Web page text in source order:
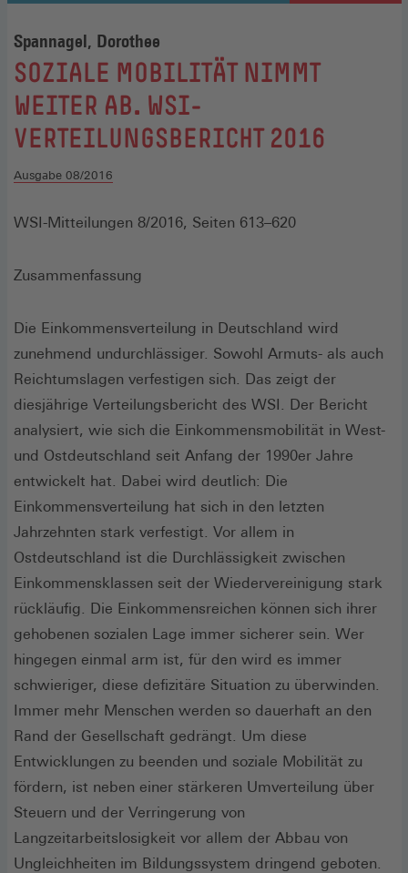
Spannagel, Dorothee
:
SOZIALE MOBILITÄT NIMMT
WEITER AB. WSI-
VERTEILUNGSBERICHT 2016
Ausgabe 08/2016
WSI-Mitteilungen 8/2016, Seiten 613–620
Zusammenfassung
Die Einkommensverteilung in Deutschland wird
zunehmend undurchlässiger. Sowohl Armuts- als auch
Reichtumslagen verfestigen sich. Das zeigt der
diesjährige Verteilungsbericht des WSI. Der Bericht
analysiert, wie sich die Einkommensmobilität in West-
und Ostdeutschland seit Anfang der 1990er Jahre
entwickelt hat. Dabei wird deutlich: Die
Einkommensverteilung hat sich in den letzten
Jahrzehnten stark verfestigt. Vor allem in
Ostdeutschland ist die Durchlässigkeit zwischen
Einkommensklassen seit der Wiedervereinigung stark
rückläufig. Die Einkommensreichen können sich ihrer
gehobenen sozialen Lage immer sicherer sein. Wer
hingegen einmal arm ist, für den wird es immer
schwieriger, diese defizitäre Situation zu überwinden.
Immer mehr Menschen werden so dauerhaft an den
Rand der Gesellschaft gedrängt. Um diese
Entwicklungen zu beenden und soziale Mobilität zu
fördern, ist neben einer stärkeren Umverteilung über
Steuern und der Verringerung von
Langzeitarbeitslosigkeit vor allem der Abbau von
Ungleichheiten im Bildungssystem dringend geboten.